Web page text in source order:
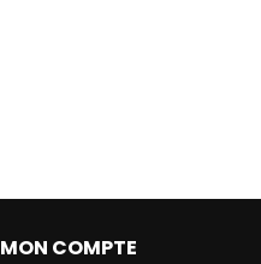
MON COMPTE